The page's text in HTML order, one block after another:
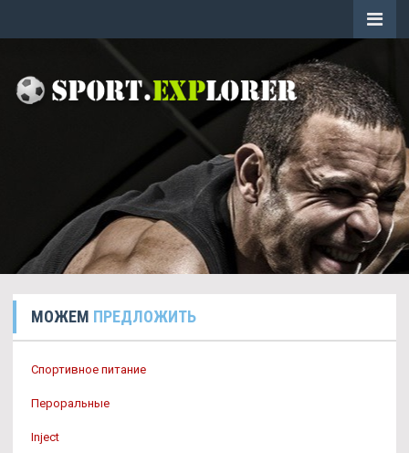
МОЖЕМ ПРЕДЛОЖИТЬ
Спортивное питание
Пероральные
Inject